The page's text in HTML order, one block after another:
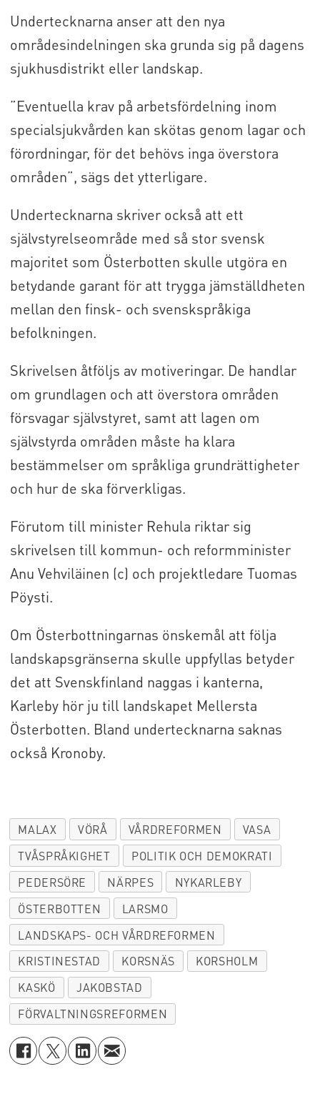
Undertecknarna anser att den nya
områdesindelningen ska grunda sig på dagens
sjukhusdistrikt eller landskap.
”Eventuella krav på arbetsfördelning inom
specialsjukvården kan skötas genom lagar och
förordningar, för det behövs inga överstora
områden”, sägs det ytterligare.
Undertecknarna skriver också att ett
självstyrelseområde med så stor svensk
majoritet som Österbotten skulle utgöra en
betydande garant för att trygga jämställdheten
mellan den finsk- och svenskspråkiga
befolkningen.
Skrivelsen åtföljs av motiveringar. De handlar
om grundlagen och att överstora områden
försvagar självstyret, samt att lagen om
självstyrda områden måste ha klara
bestämmelser om språkliga grundrättigheter
och hur de ska förverkligas.
Förutom till minister Rehula riktar sig
skrivelsen till kommun- och reformminister
Anu Vehviläinen (c) och projektledare Tuomas
Pöysti.
Om Österbottningarnas önskemål att följa
landskapsgränserna skulle uppfyllas betyder
det att Svenskfinland naggas i kanterna,
Karleby hör ju till landskapet Mellersta
Österbotten. Bland undertecknarna saknas
också Kronoby.
MALAX VÖRÅ VÅRDREFORMEN
VASA
TVÅSPRÅKIGHET
POLITIK OCH DEMOKRATI
PEDERSÖRE
NÄRPES
NYKARLEBY
ÖSTERBOTTEN
LARSMO
LANDSKAPS- OCH VÅRDREFORMEN
KRISTINESTAD
KORSNÄS
KORSHOLM
KASKÖ
JAKOBSTAD
FÖRVALTNINGSREFORMEN